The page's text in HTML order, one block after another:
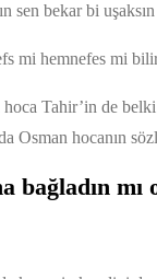
bekar bi uşaksın
mi hemnefes mi
Tahir’in de
Osman hocanın
bağladın